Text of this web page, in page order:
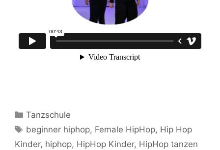
Kategorien
Tanzschule
Schlagwörter
beginner hiphop, Female HipHop, Hip Hop
Kinder, hiphop, HipHop Kinder, HipHop tanzen